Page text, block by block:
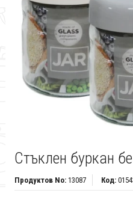
Стъклен буркан
Продуктов No:13087 Код: